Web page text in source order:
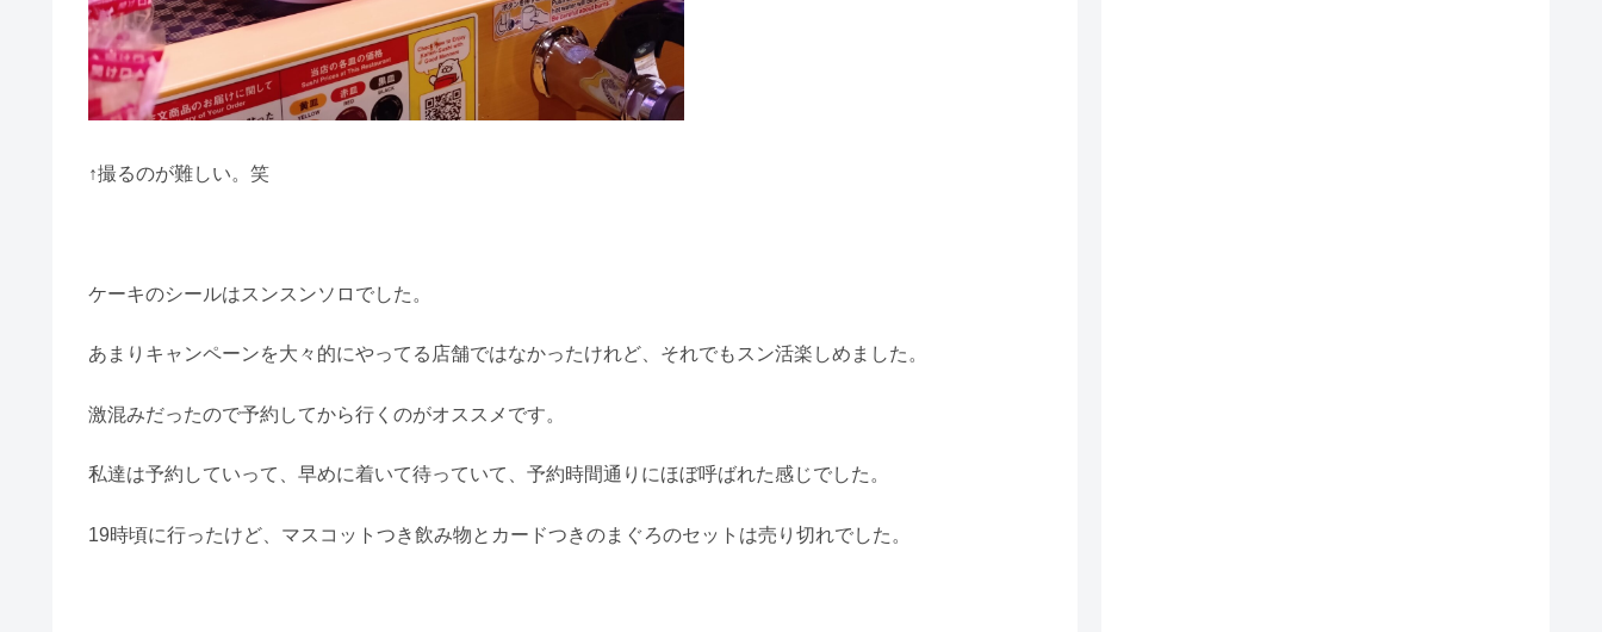
↑撮るのが難しい。笑
ケーキのシールはスンスンソロでした。
あまりキャンペーンを大々的にやってる店舗ではなかったけれど、それでもスン活楽しめました。
激混みだったので予約してから行くのがオススメです。
私達は予約していって、早めに着いて待っていて、予約時間通りにほぼ呼ばれた感じでした。
19時頃に行ったけど、マスコットつき飲み物とカードつきのまぐろのセットは売り切れでした。